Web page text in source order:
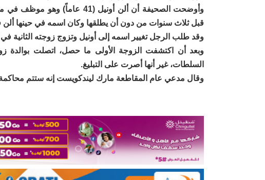
وأوضحت الصحيفة أن ألن أونيل
قبل ثلاث سنوات من دون أن يطلقها وكان اسمه في حينها ألن
وقد طلب الرجل تغيير اسمه إلى أونيل وتزوج زوجته الثانية
وبعد أن اكتشفت الزوجة الأولى ما حصل، اتصلت بوالدة
السلطات، غير أنها أصرت على التبليغ.
وقال مدعي عام المقاطعة مارك ليندكويست إنه ستتم محاكمة